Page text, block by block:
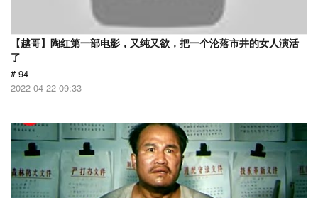
【越哥】陶红第一部电影，又纯又欲，把一个沦落市井的女人演活
了
# 94
2022-04-22 09:33